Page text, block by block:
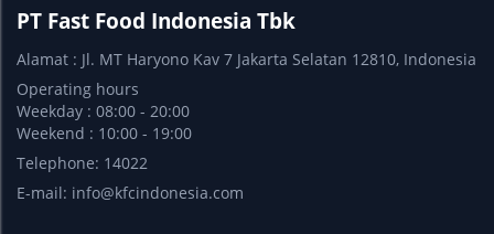
PT Fast Food Indonesia Tbk
Alamat : Jl. MT Haryono Kav 7 Jakarta Selatan 12810, Indonesia
Operating hours
Weekday : 08:00 - 20:00
Weekend : 10:00 - 19:00
Telephone: 14022
E-mail: info@kfcindonesia.com